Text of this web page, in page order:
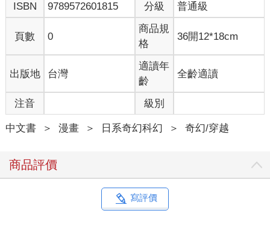
ISBN
9789572601815 分級 普通級
頁數 0
商品規
格
36開12*18cm
出版地 台灣
適讀年
齡
全齡適讀
注音 級別
中文書 ＞ 漫畫 ＞ 日系奇幻科幻 ＞ 奇幻/穿越
商品評價
寫評價